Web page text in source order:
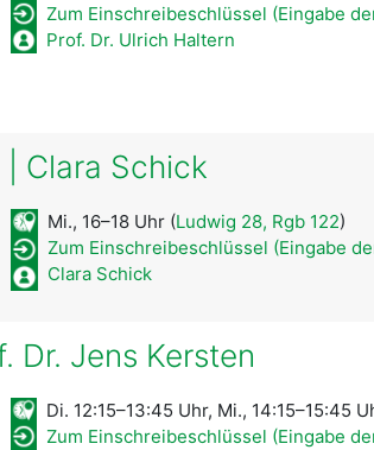
Zum Einschreibeschlüssel (Eingabe
Prof. Dr. Ulrich Haltern
Clara Schick
Mi., 16–18 Uhr (Ludwig 28, Rgb 122)
Zum Einschreibeschlüssel (Eingabe
Clara Schick
Dr. Jens Kersten
Di. 12:15–13:45 Uhr, Mi., 14:15–15:45
Zum Einschreibeschlüssel (Eingabe